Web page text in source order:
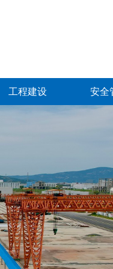
工程建设 安全